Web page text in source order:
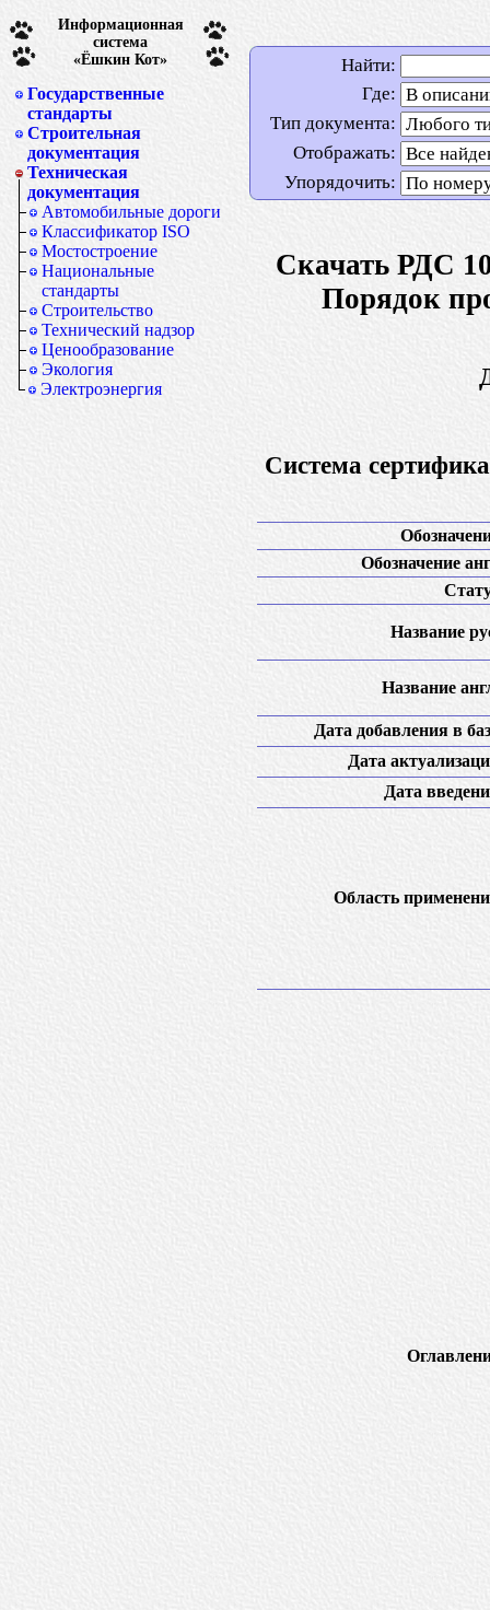
Информационная
система
«Ёшкин Кот»
Государственные
стандарты
Строительная
документация
Техническая
документация
Автомобильные дороги
Классификатор ISO
Мостостроение
Национальные
стандарты
Строительство
Технический надзор
Ценообразование
Экология
Электроэнергия
Найти:
Где:
Тип документа:
Отображать:
Упорядочить:
Скачать РДС
Порядок
Система
Обозначение
Название
Название
Дата добавления в
Дата
Дата
Область